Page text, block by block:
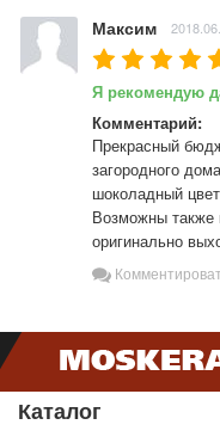
Максим
Я рекомендую
Комментарий:
Прекрасный
загородного
шоколадный
Возможны также
оригинально
Каталог